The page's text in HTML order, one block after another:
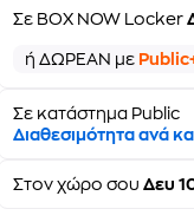
Σε BOX NOW Locker
ή ΔΩΡΕΑΝ με
Σε κατάστημα Public
Διαθεσιμότητα ανά
Στονχώρο σου Δευ